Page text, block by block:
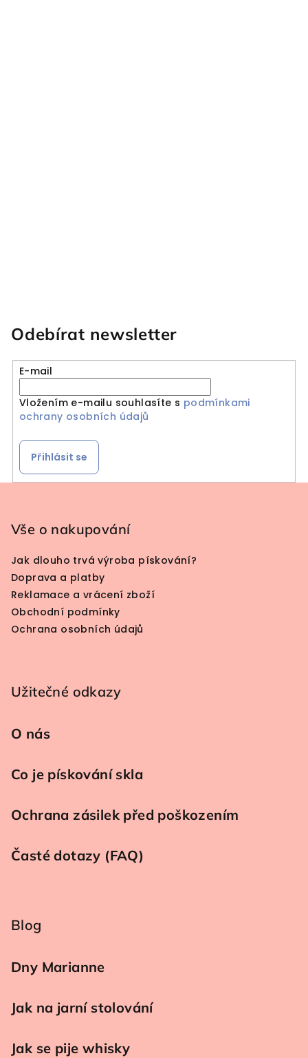
Odebírat newsletter
E-mail
Vložením e-mailu souhlasíte s podmínkami
ochrany osobních údajů
Přihlásit se
Vše o nakupování
Jak dlouho trvá výroba pískování?
Doprava a platby
Reklamace a vrácení zboží
Obchodní podmínky
Ochrana osobních údajů
Užitečné odkazy
O nás
Co je pískování skla
Ochrana zásilek před poškozením
Časté dotazy (FAQ)
Blog
Dny Marianne
Jak na jarní stolování
Jak se pije whisky